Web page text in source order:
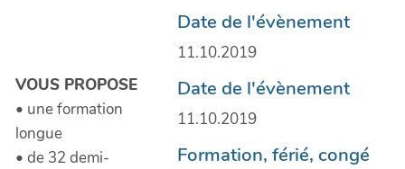
VOUS PROPOSE
• une formation
longue
• de 32 demi-
Date de l'évènement
11.10.2019
Date de l'évènement
11.10.2019
Formation, férié, congé